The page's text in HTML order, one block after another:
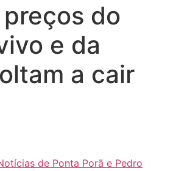
do
e da
a cair
de Ponta Porã e Pedro